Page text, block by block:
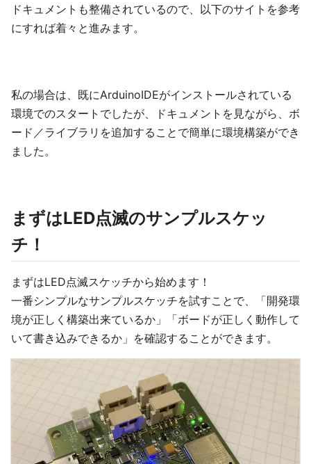
ドキュメントも整備されているので、以下のサイトを参考
にすれば着々と進みます。
私の場合は、既にArduinoIDEがインストールされている
環境でのスタートでしたが、ドキュメントを見ながら、ボ
ード／ライブラリを追加することで簡単に環境構築ができ
ました。
まずはLED点滅のサンプルスケッ
チ！
まずはLED点滅スケッチから始めます！
一番シンプルなサンプルスケッチを試すことで、「開発環
境が正しく構築出来ているか」「ボードが正しく動作して
いて書き込みできるか」を確認することができます。